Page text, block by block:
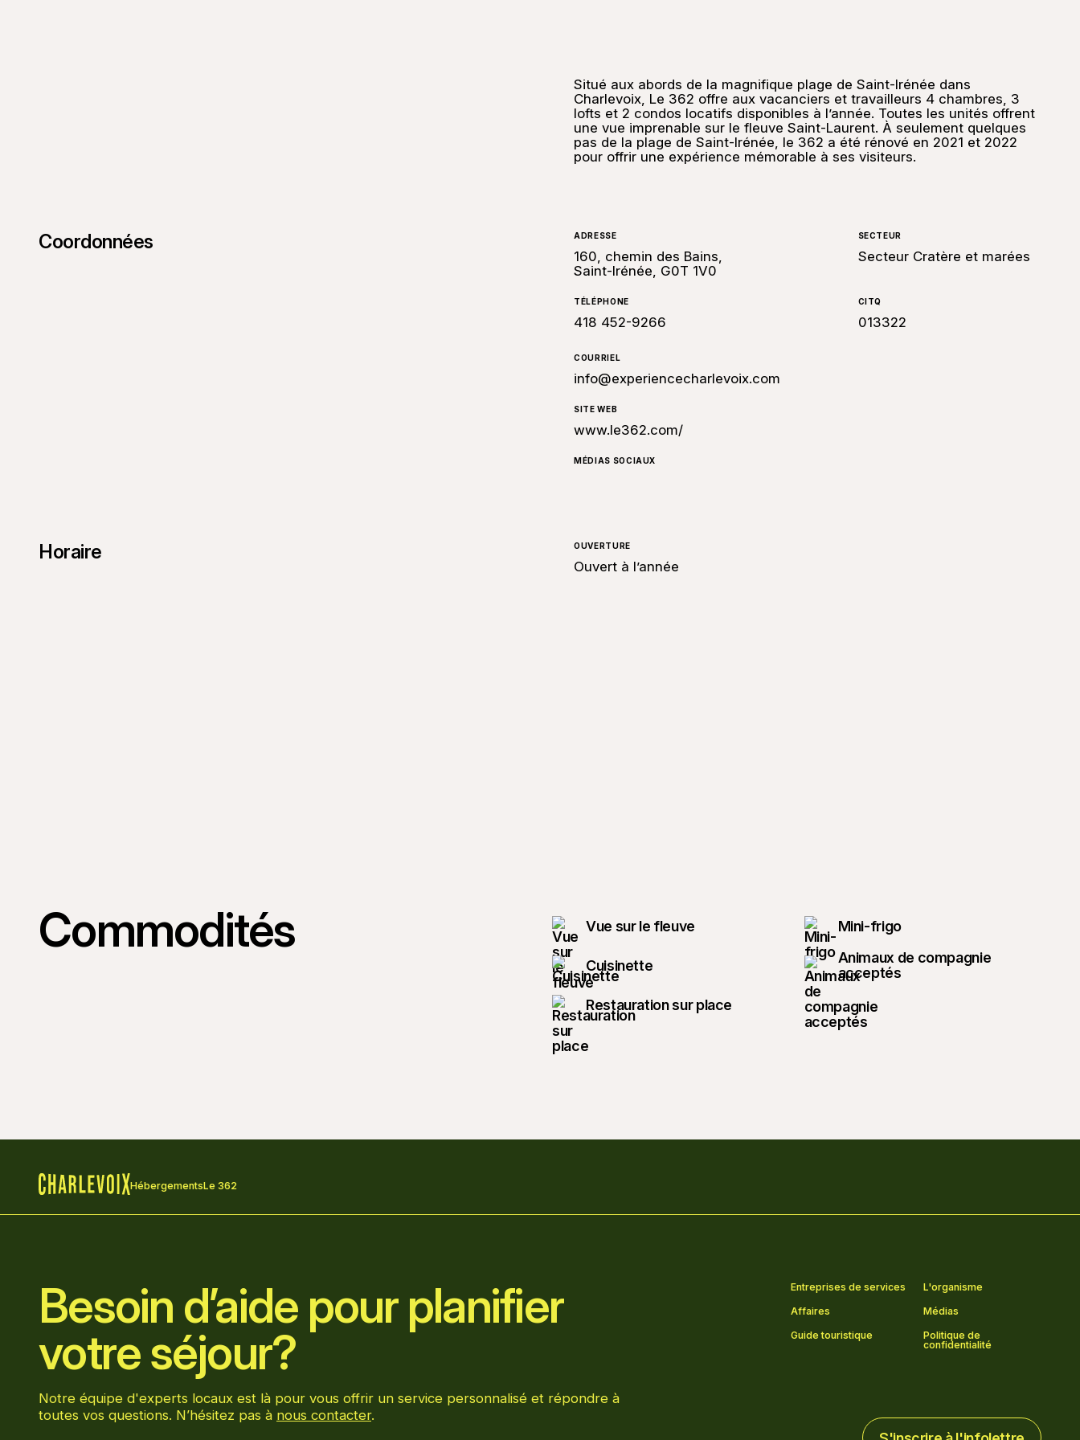
Situé aux abords de la magnifique plage de Saint-Irénée dans
Charlevoix, Le 362 offre aux vacanciers et travailleurs 4 chambres, 3
lofts et 2 condos locatifs disponibles à l’année. Toutes les unités offrent
une vue imprenable sur le fleuve Saint-Laurent. À seulement quelques
pas de la plage de Saint-Irénée, le 362 a été rénové en 2021 et 2022
pour offrir une expérience mémorable à ses visiteurs.
Coordonnées ADRESSE
160, chemin des Bains,
Saint-Irénée, G0T 1V0
SECTEUR
Secteur Cratère et marées
TÉLÉPHONE
418 452-9266
CITQ
013322
COURRIEL
info@experiencecharlevoix.com
SITE WEB
www.le362.com/
MÉDIAS SOCIAUX
Horaire OUVERTURE
Ouvert à l’année
Commodités Vue sur le fleuve Mini-frigo
Cuisinette
Animaux de compagnie
acceptés
Restauration sur place
HébergementsLe 362
Besoin d’aide pour planifier
votre séjour?
Notre équipe d'experts locaux est là pour vous offrir un service personnalisé et répondre à
toutes vos questions. N’hésitez pas à nous contacter.
Entreprises de services
L'organisme
Affaires
Médias
Guide touristique
Politique de
confidentialité